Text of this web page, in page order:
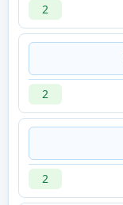
2
2
2